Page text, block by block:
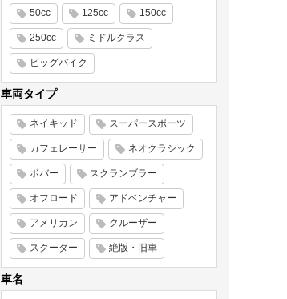
50cc 125cc 150cc
250cc ミドルクラス
ビッグバイク
車両タイプ
ネイキッド スーパースポーツ
カフェレーサー ネオクラシック
ボバー スクランブラー
オフロード アドベンチャー
アメリカン クルーザー
スクーター 絶版・旧車
車名